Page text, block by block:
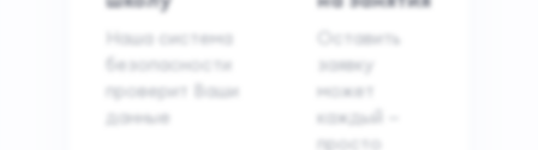
Наша система
безопасности
проверит Ваши
данные
Оставить
заявку
может
каждый —
просто